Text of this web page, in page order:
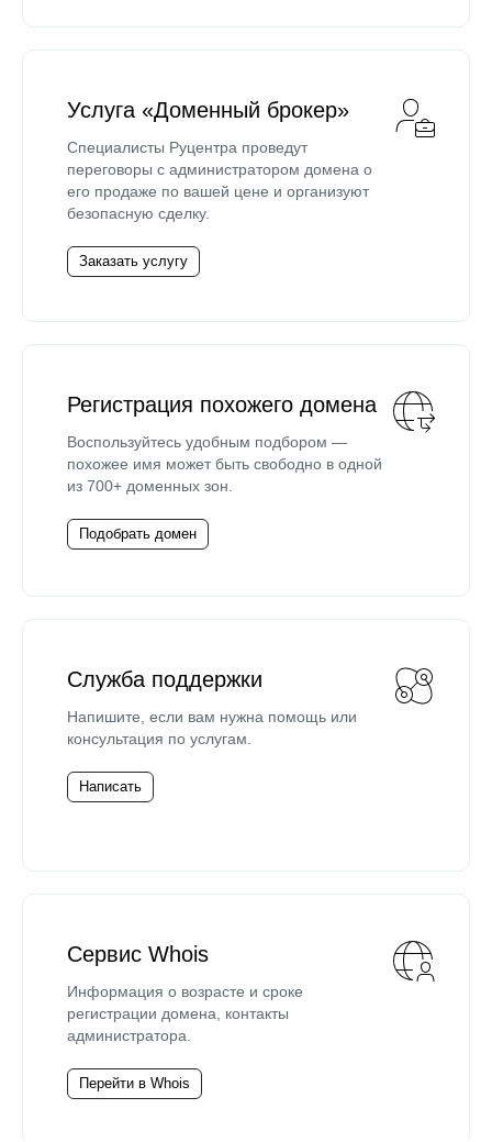
Услуга «Доменный брокер»
Специалисты Руцентра проведут
переговоры с администратором домена о
его продаже по вашей цене и организуют
безопасную сделку.
Заказать услугу
Регистрация похожего домена
Воспользуйтесь удобным подбором —
похожее имя может быть свободно в одной
из 700+ доменных зон.
Подобрать домен
Служба поддержки
Напишите, если вам нужна помощь или
консультация по услугам.
Написать
Сервис Whois
Информация о возрасте и сроке
регистрации домена, контакты
администратора.
Перейти в Whois